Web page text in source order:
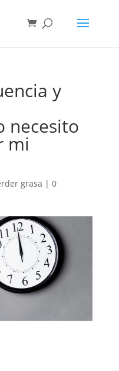
y
necesito
mi
grasa | 0